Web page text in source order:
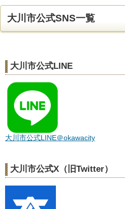
大川市公式SNS一覧
大川市公式LINE
大川市公式LINE＠okawacity
大川市公式X（旧Twitter）